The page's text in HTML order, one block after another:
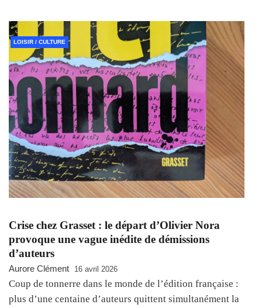
LOISIR / CULTURE
Crise chez Grasset : le départ d’Olivier Nora
provoque une vague inédite de démissions
d’auteurs
Aurore Clément 16 avril 2026
Coup de tonnerre dans le monde de l’édition française :
plus d’une centaine d’auteurs quittent simultanément la